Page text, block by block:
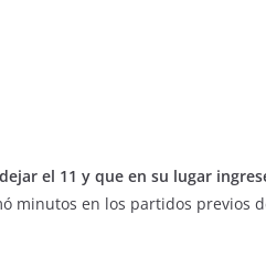
el 11 y que en su lugar
minutos en los partidos previos